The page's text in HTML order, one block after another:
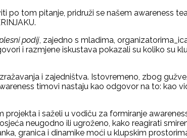
tom pitanje, pridruži se našem awareness
podij, zajedno s mladima,
i razmjene iskustava pokazali su koliko su
i zajedništva. Istovremeno, zbog
timovi nastaju kao odgovor na to: kao
i saželi u vodiču za formiranje
neugodno ili ugroženo, kako reagirati
granica i dinamike moći u klupskim